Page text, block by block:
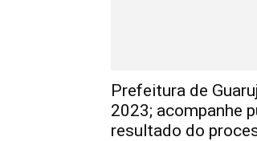
Prefeitura de
2023; acompanhe
resultado do